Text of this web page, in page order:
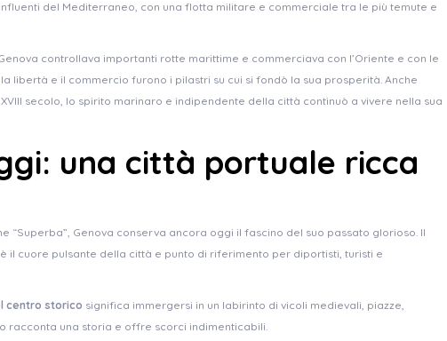
del Mediterraneo, con una flotta militare e commerciale tra le più temute e
controllava importanti rotte marittime e commerciava con l’Oriente e con le
libertà e il commercio furono i pilastri su cui si fondò la sua prosperità. Anche
secolo, lo spirito marinaro e indipendente della città continuò a vivere nella sua
una città portuale ricca
“Superba”, Genova conserva ancora oggi il fascino del suo passato glorioso. Il
il cuore pulsante della città e punto di riferimento per diportisti, turisti e
centro storico significa immergersi in un labirinto di vicoli medievali, piazze,
racconta una storia e offre scorci indimenticabili.